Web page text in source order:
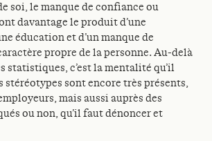
soi, le manque de confiance ou
davantage le produit d’une
éducation et d’un manque de
propre de la personne. Au-delà
statistiques, c’est la mentalité qu’il
stéréotypes sont encore très présents,
mais aussi auprès des
ou non, qu’il faut dénoncer et